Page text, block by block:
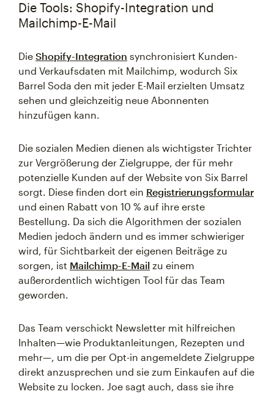
Die Tools: Shopify-Integration und
Mailchimp-E-Mail
Die Shopify-Integration synchronisiert Kunden-
und Verkaufsdaten mit Mailchimp, wodurch Six
Barrel Soda den mit jeder E-Mail erzielten Umsatz
sehen und gleichzeitig neue Abonnenten
hinzufügen kann.
Die sozialen Medien dienen als wichtigster Trichter
zur Vergrößerung der Zielgruppe, der für mehr
potenzielle Kunden auf der Website von Six Barrel
sorgt. Diese finden dort ein Registrierungsformular
und einen Rabatt von 10 % auf ihre erste
Bestellung. Da sich die Algorithmen der sozialen
Medien jedoch ändern und es immer schwieriger
wird, für Sichtbarkeit der eigenen Beiträge zu
sorgen, ist Mailchimp-E-Mail zu einem
außerordentlich wichtigen Tool für das Team
geworden.
Das Team verschickt Newsletter mit hilfreichen
Inhalten—wie Produktanleitungen, Rezepten und
mehr—, um die per Opt-in angemeldete Zielgruppe
direkt anzusprechen und sie zum Einkaufen auf die
Website zu locken. Joe sagt auch, dass sie ihre